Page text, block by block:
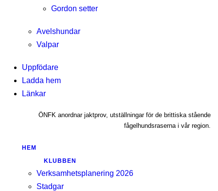
Gordon setter
Avelshundar
Valpar
Uppfödare
Ladda hem
Länkar
ÖNFK anordnar jaktprov, utställningar för de brittiska stående
fågelhundsraserna i vår region.
HEM
KLUBBEN
Verksamhetsplanering 2026
Stadgar